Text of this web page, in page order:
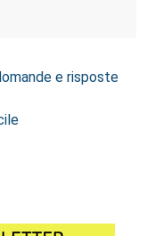
e risposte